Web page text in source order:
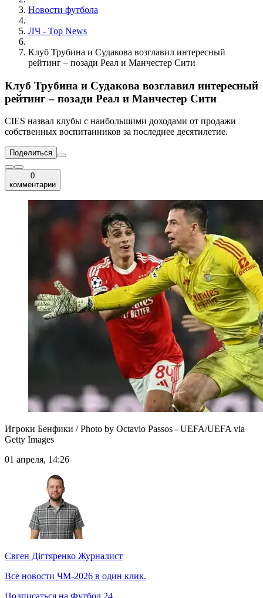
Новости футбола
ЛЧ - Top News
Клуб Трубина и Судакова возглавил интересный
рейтинг – позади Реал и Манчестер Сити
Клуб Трубина и Судакова возглавил интересный
рейтинг – позади Реал и Манчестер Сити
CIES назвал клубы с наибольшими доходами от продажи
собственных воспитанников за последнее десятилетие.
Поделиться
0
комментарии
Игроки Бенфики / Photo by Octavio Passos - UEFA/UEFA via
Getty Images
01 апреля, 14:26
Євген Дігтяренко Журналист
Все новости ЧМ-2026 в один клик.